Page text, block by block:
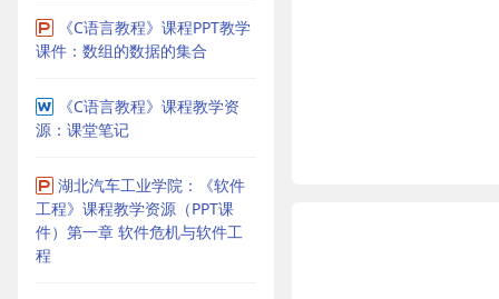
《C语言教程》课程PPT教学
课件：数组的数据的集合
《C语言教程》课程教学资
源：课堂笔记
湖北汽车工业学院：《软件
工程》课程教学资源（PPT课
件）第一章 软件危机与软件工
程